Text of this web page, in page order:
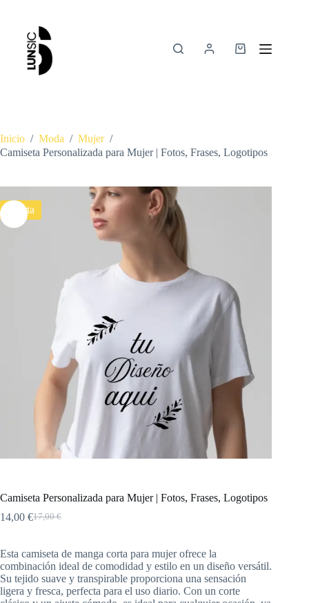
Inicio / Moda / Mujer /
Camiseta Personalizada para Mujer | Fotos, Frases, Logotipos
Oferta
Camiseta Personalizada para Mujer | Fotos, Frases, Logotipos
17,00€
14,00 €
Esta camiseta de manga corta para mujer ofrece la
combinación ideal de comodidad y estilo en un diseño versátil.
Su tejido suave y transpirable proporciona una sensación
ligera y fresca, perfecta para el uso diario. Con un corte